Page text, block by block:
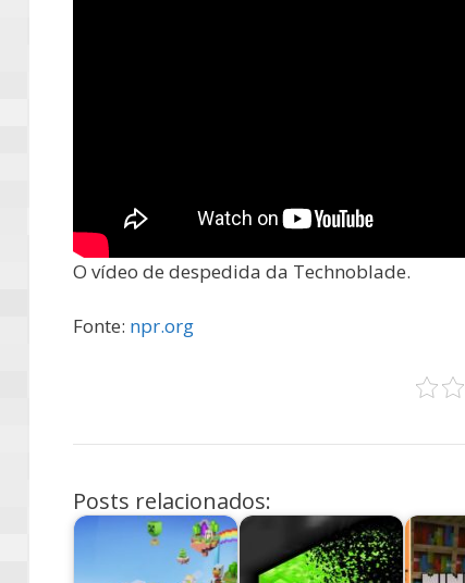
O vídeo de despedida da Technoblade.
Fonte: npr.org
Posts relacionados: